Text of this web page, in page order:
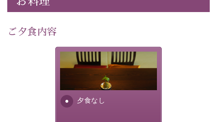
上諏訪温泉しんゆでは、30日前までのご予約で、5%割
意しております。
諏訪湖の穏やかな景色、心身を解きほぐす温泉、そして
温かいおもてなし。ご滞在を楽しみに待つ日々が旅をよ
り特別なものにしてくれます。
早めのご予約で、お得に癒しのひとときをお過ごしくだ
ご夕食内容
夕食なし
夕食なしご夕食を追加される
場合は、二食付きのプランを
お選びくださいませ。